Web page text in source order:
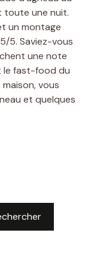
toute une nuit.
un montage
5. Saviez-vous
une note
le fast-food du
vous
et quelques